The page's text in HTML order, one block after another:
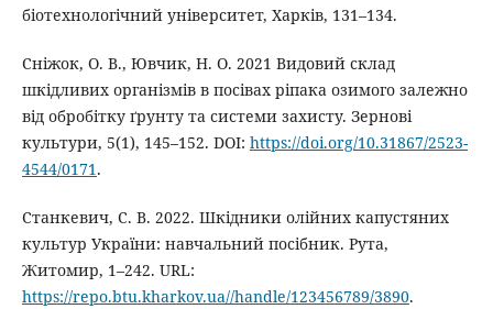
біотехнологічний університет, Харків, 131–134.
Сніжок, О. В., Ювчик, Н. О. 2021 Видовий склад
шкідливих організмів в посівах ріпака озимого залежно
від обробітку ґрунту та системи захисту. Зернові
культури, 5(1), 145–152. DOI: https://doi.org/10.31867/2523-
4544/0171.
Станкевич, С. В. 2022. Шкідники олійних капустяних
культур України: навчальний посібник. Рута,
Житомир, 1–242. URL:
https://repo.btu.kharkov.ua//handle/123456789/3890.